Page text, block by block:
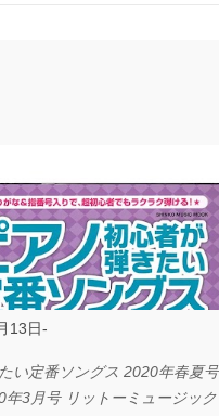
13日-
い定番ソングス 2020年春夏
年3月号 リットーミュージッ